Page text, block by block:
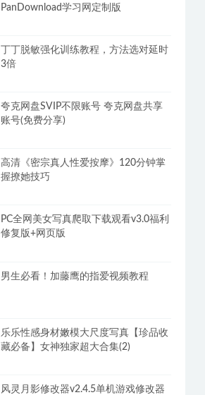
PanDownload学习网定制版
丁丁脱敏强化训练教程，方法选对延时
3倍
夸克网盘SVIP不限账号 夸克网盘共享
账号(免费分享)
高清《密宗真人性爱按摩》120分钟掌
握撩她技巧
PC全网美女写真爬取下载观看v3.0福利
修复版+网页版
男生必看！加藤鹰的指爱视频教程
乐乐性感身材嫩模大尺度写真【珍品收
藏必备】女神独家超大合集(2)
风灵月影修改器v2.4.5单机游戏修改器